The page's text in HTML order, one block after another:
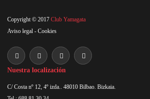
Copyright © 2017 Club Yamagata
Aviso legal - Cookies
Nuestra localización
C/ Costa nº 12, 4º izda.. 48010 Bilbao. Bizkaia.